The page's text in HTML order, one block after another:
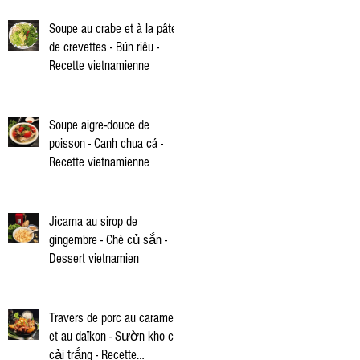
Soupe au crabe et à la pâte
de crevettes - Bún riêu -
Recette vietnamienne
Soupe aigre-douce de
poisson - Canh chua cá -
Recette vietnamienne
Jicama au sirop de
gingembre - Chè củ sắn -
Dessert vietnamien
Travers de porc au caramel
et au daïkon - Sườn kho củ
cải trắng - Recette